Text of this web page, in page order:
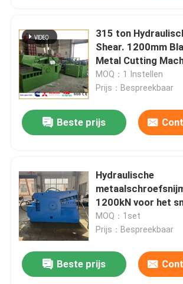
315 ton
Shear. 1200mm
Metal Cutting
recycling
MOQ：1 Instellen
Prijs：Bespreekbaar
Beste prijs
Hydraulische
1200kN voor het
stenen en staal
MOQ：1set
Prijs：Bespreekbaar
Beste prijs